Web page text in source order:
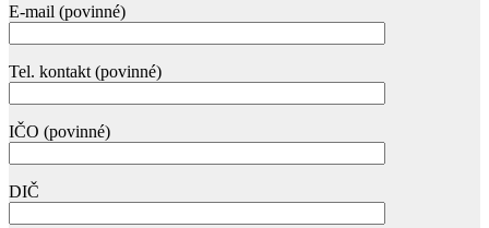
E-mail (povinné)
Tel. kontakt (povinné)
IČO (povinné)
DIČ